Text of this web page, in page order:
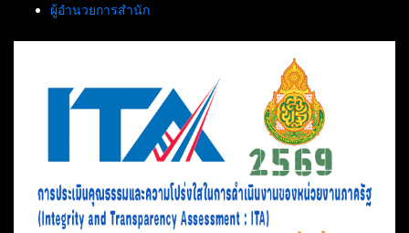
ผู้อำนวยการสำนัก